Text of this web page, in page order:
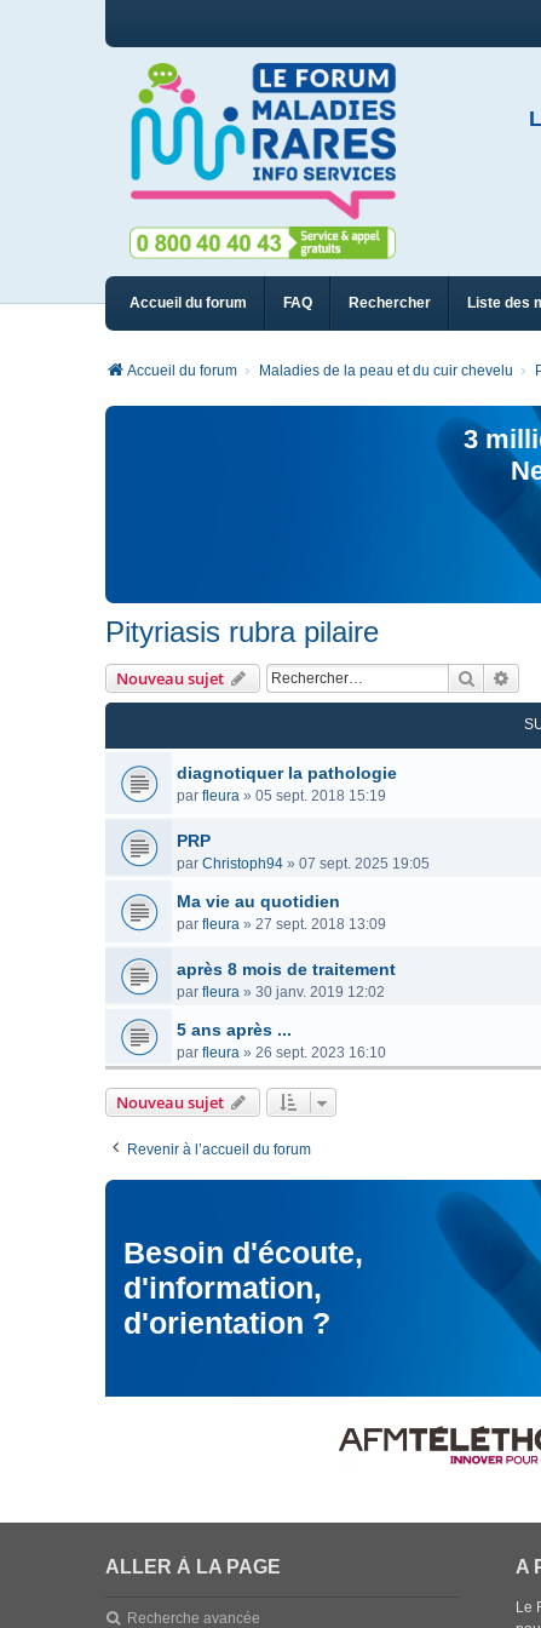
Accueil du forum FAQ Rechercher Liste des
Accueil du forum Maladies de la peau et du cuir chevelu
3
Pityriasis rubra pilaire
Nouveau sujet
diagnotiquer la pathologie
par fleura » 05 sept. 2018 15:19
PRP
par Christoph94 » 07 sept. 2025 19:05
Ma vie au quotidien
par fleura » 27 sept. 2018 13:09
après 8 mois de traitement
par fleura » 30 janv. 2019 12:02
5 ans après ...
par fleura » 26 sept. 2023 16:10
Nouveau sujet
Revenir à l’accueil du forum
Besoin d'écoute,
d'information,
d'orientation ?
ALLER À LA PAGE
Recherche avancée
A
Le